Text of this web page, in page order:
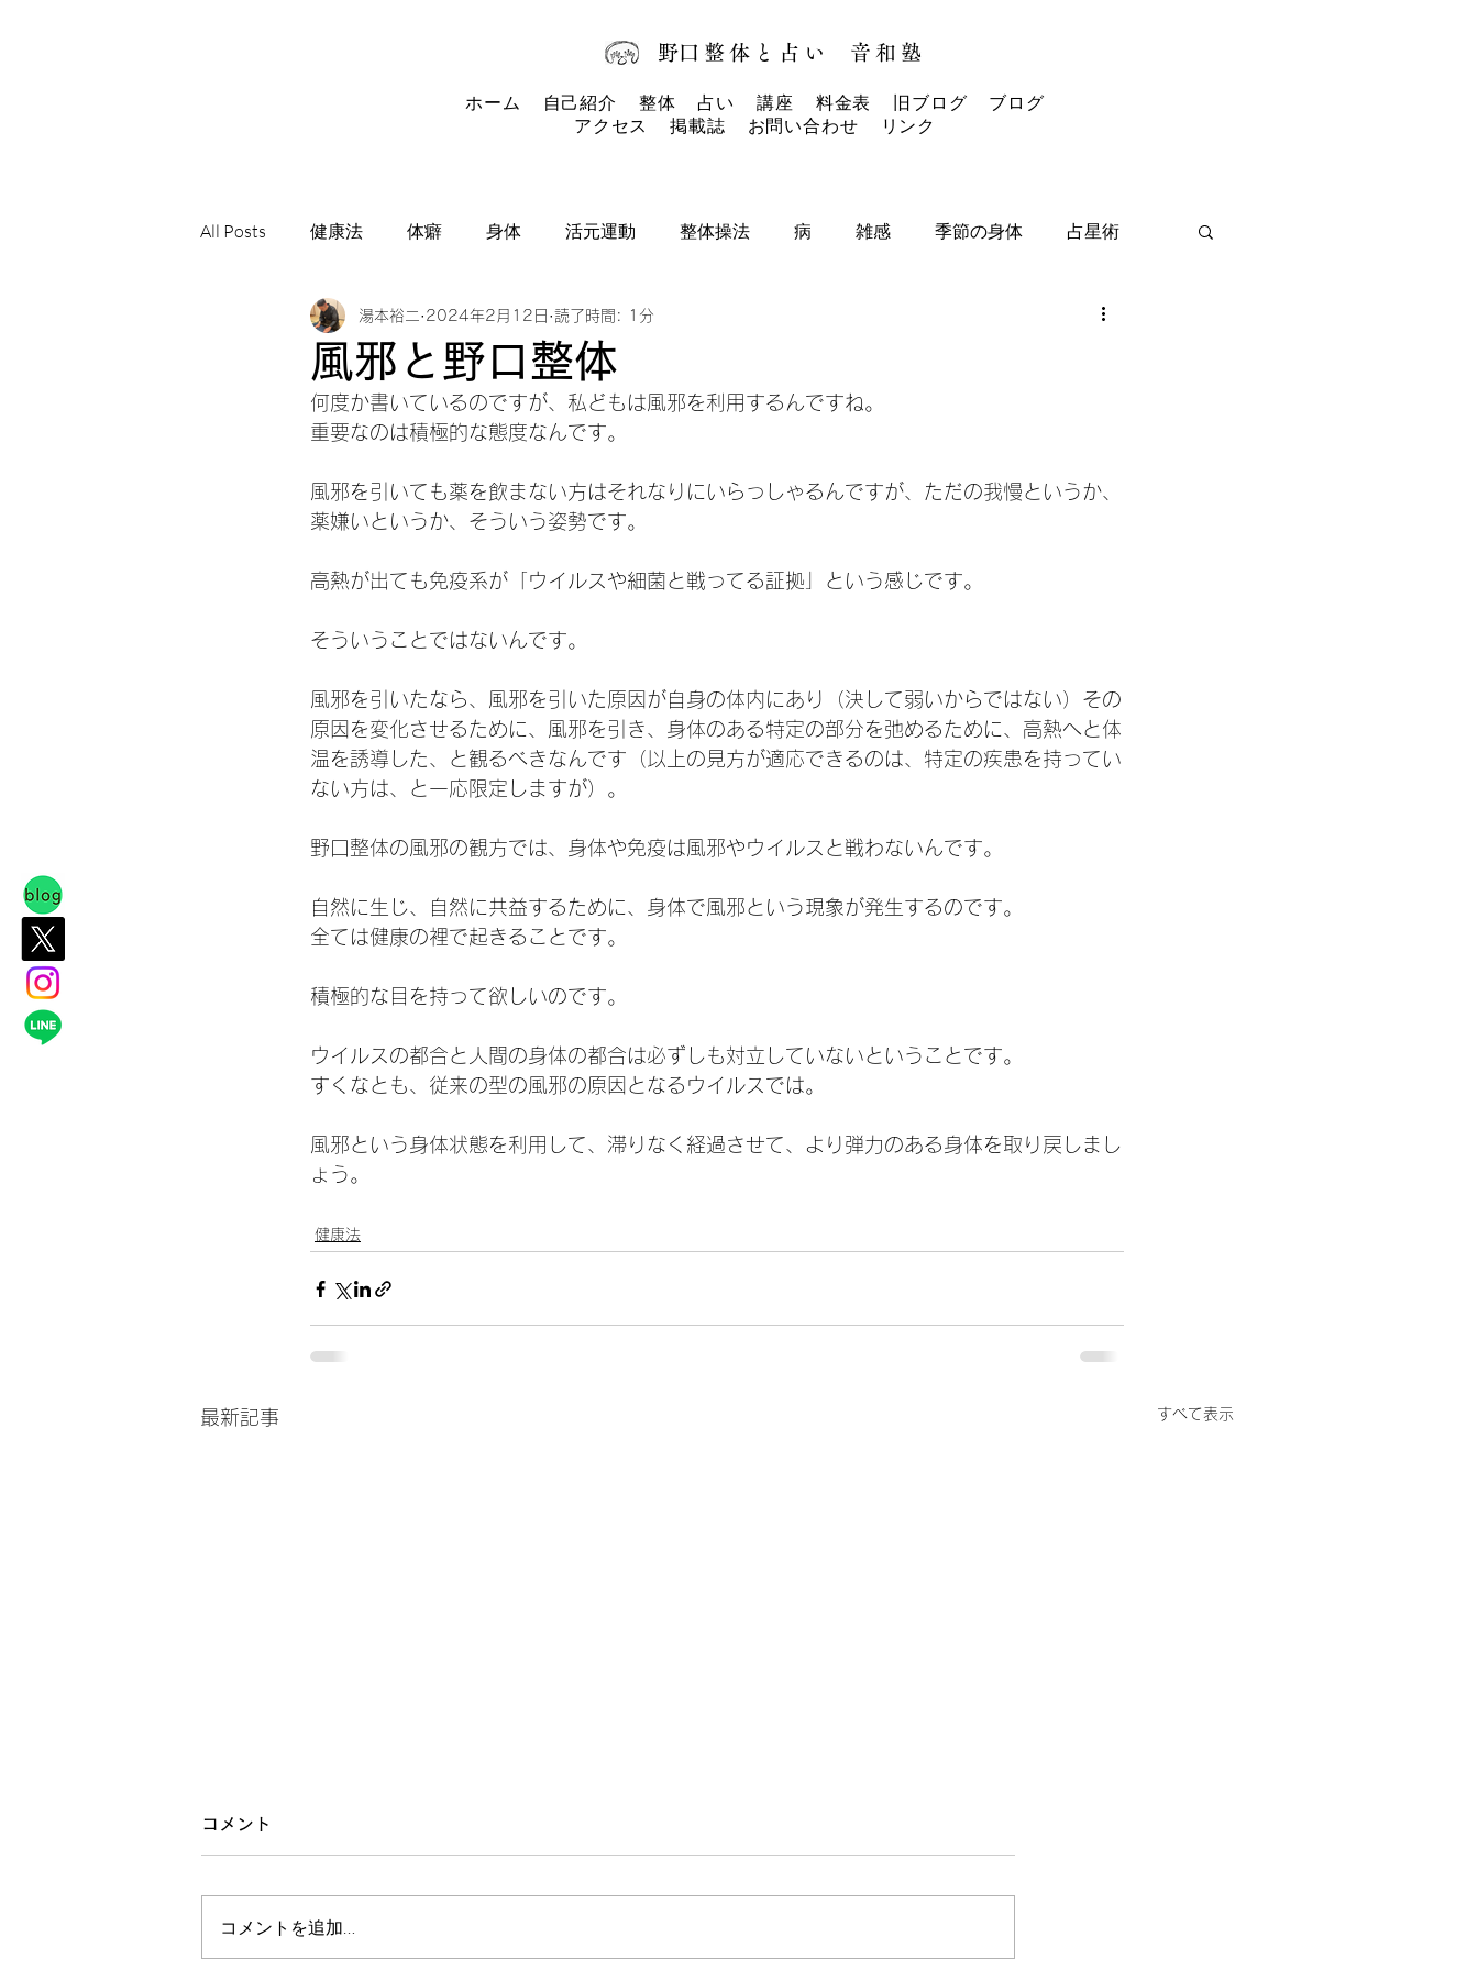
​野口整体と占い 音和塾​
ホーム 自己紹介 整体 占い 講座 料金表 旧ブログ
ブログ
アクセス
掲載誌 お問い合わせ リンク
All Posts 健康法 体癖 身体 活元運動 整体操法 病 雑感 季節の身体 占星術
サビアンシンボル 音楽 タロットカード
風邪と野口整体
湯本裕二 2024年2月12日 読了時間: 1分
何度か書いているのですが、私どもは風邪を利用するんですね。
重要なのは積極的な態度なんです。
風邪を引いても薬を飲まない方はそれなりにいらっしゃるんですが、ただの我慢というか、
薬嫌いというか、そういう姿勢です。
高熱が出ても免疫系が「ウイルスや細菌と戦ってる証拠」という感じです。
そういうことではないんです。
風邪を引いたなら、風邪を引いた原因が自身の体内にあり（決して弱いからではない）その
原因を変化させるために、風邪を引き、身体のある特定の部分を弛めるために、高熱へと体
温を誘導した、と観るべきなんです（以上の見方が適応できるのは、特定の疾患を持ってい
ない方は、と一応限定しますが）。
野口整体の風邪の観方では、身体や免疫は風邪やウイルスと戦わないんです。
自然に生じ、自然に共益するために、身体で風邪という現象が発生するのです。
全ては健康の裡で起きることです。
積極的な目を持って欲しいのです。
ウイルスの都合と人間の身体の都合は必ずしも対立していないということです。
すくなとも、従来の型の風邪の原因となるウイルスでは。
風邪という身体状態を利用して、滞りなく経過させて、より弾力のある身体を取り戻しまし
ょう。
健康法
最新記事 すべて表示
梅雨を乗り越える身体
ケアということで、梅雨を乗り越
える身体というテーマで行いまし
数息観の稽古をしました。 数息
と
です。 そしたら、子供がサッカ
コメント
コメントを追加…